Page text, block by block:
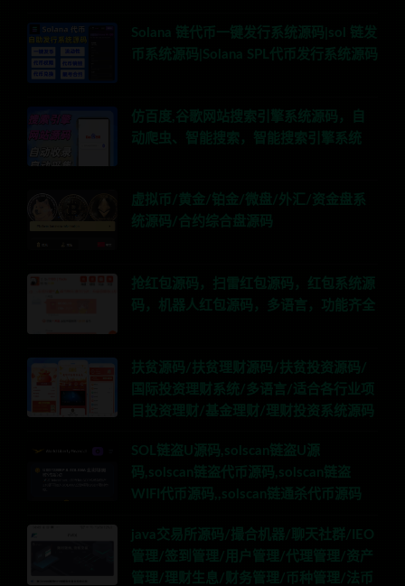
Solana 链代币一键发行系统源码|sol 链发
币系统源码|Solana SPL代币发行系统源码
仿百度,谷歌网站搜索引擎系统源码，自
动爬虫、智能搜索，智能搜索引擎系统
虚拟币/黄金/铂金/微盘/外汇/资金盘系
统源码/合约综合盘源码
抢红包源码，扫雷红包源码，红包系统源
码，机器人红包源码，多语言，功能齐全
扶贫源码/扶贫理财源码/扶贫投资源码/
国际投资理财系统/多语言/适合各行业项
目投资理财/基金理财/理财投资系统源码
SOL链盗U源码,solscan链盗U源
码,solscan链盗代币源码,solscan链盗
WIFI代币源码,,solscan链通杀代币源码
java交易所源码/撮合机器/聊天社群/IEO
管理/签到管理/用户管理/代理管理/资产
管理/理财生息/财务管理/币种管理/法币